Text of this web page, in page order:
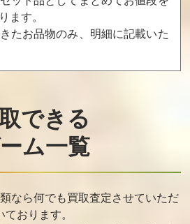
ます。
たお品物のみ、明細に記載いた
できる
ム一覧
なら何でも買取査定させていただ
ております。